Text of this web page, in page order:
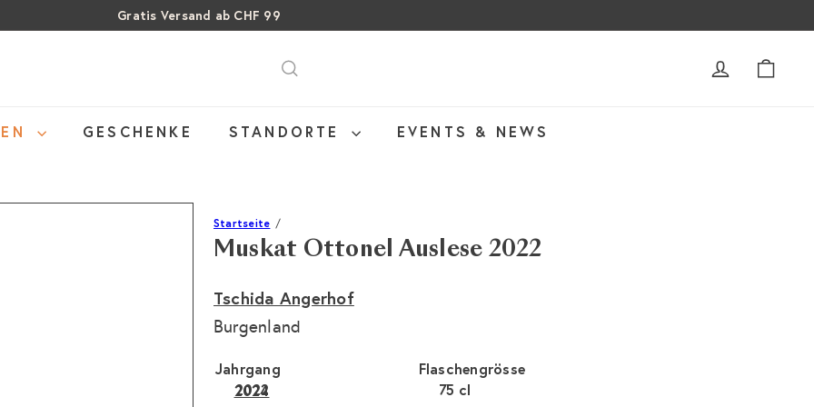
Pause
Gratis Versand ab CHF 99
Über 15% Rabatt auf Sommer Weine
SALE: Bis zu 40% auf letzte Flaschen
ACCOUNT
GESCHENKE STANDORTE EVENTS & NEWS
Startseite
Muskat Ottonel Auslese 2022
Tschida Angerhof
Burgenland
Flaschengrösse
75 cl
Jahrgang
2022
2024